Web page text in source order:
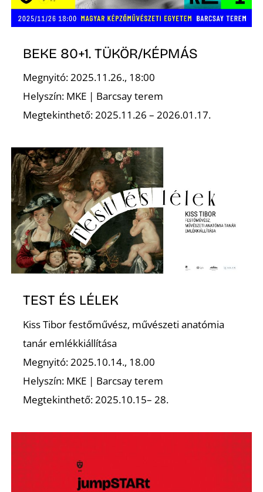
BEKE 80+1. TÜKÖR/KÉPMÁS
Megnyitó: 2025.11.26., 18:00
Helyszín: MKE | Barcsay terem
Megtekinthető: 2025.11.26 – 2026.01.17.
TEST ÉS LÉLEK
Kiss Tibor festőművész, művészeti anatómia
tanár emlékkiállítása
Megnyitó: 2025.10.14., 18.00
Helyszín: MKE | Barcsay terem
Megtekinthető: 2025.10.15– 28.